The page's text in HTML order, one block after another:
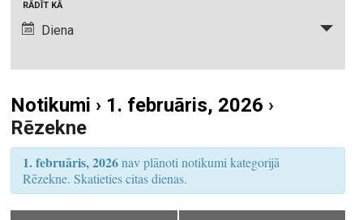
S
e
a
c
h
i
u
m
s
i
e
RĀDĪT KĀ
Diena
Notikumi › 1. februāris, 2026 ›
Rēzekne
1. februāris, 2026nav plānoti notikumi kategorijā
Rēzekne. Skatieties citas dienas.